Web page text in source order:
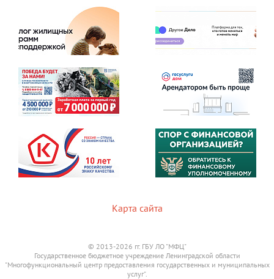
Карта сайта
© 2013-2026 гг. ГБУ ЛО "МФЦ"
Государственное бюджетное учреждение Ленинградской области
"Многофункциональный центр предоставления государственных и муниципальных
услуг".